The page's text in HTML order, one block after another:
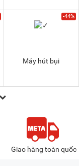
-44%
Máy hút bụi
Giao hàng toàn quốc